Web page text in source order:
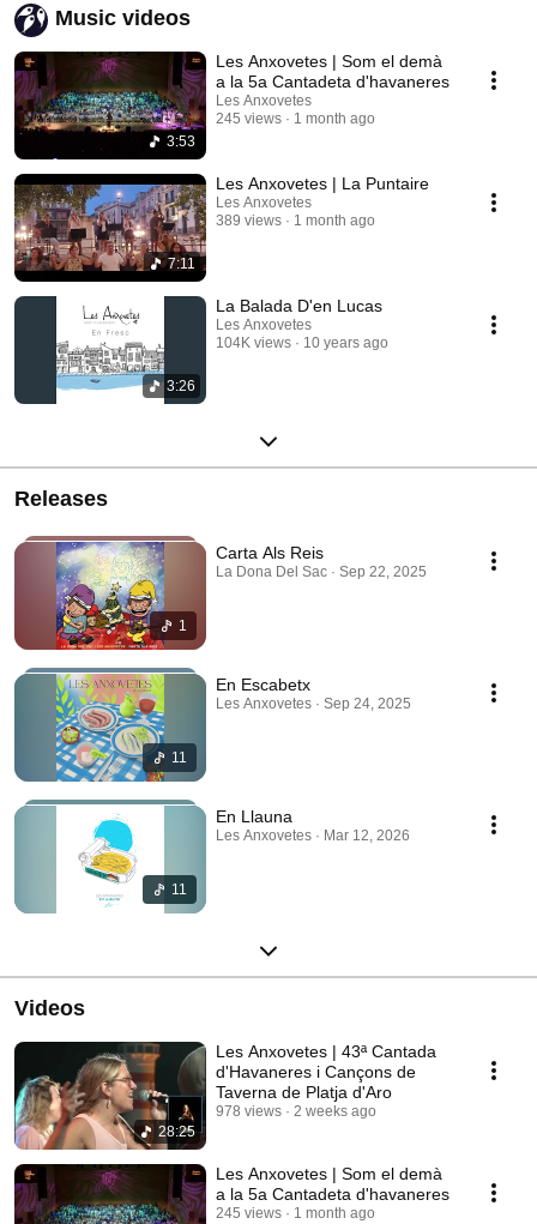
Music videos
3:53
Les Anxovetes | Som el demà
a la 5a Cantadeta d'havaneres
Les Anxovetes
245 views
1 month ago
7:11
Les Anxovetes | La Puntaire
Les Anxovetes
389 views
1 month ago
3:26
La Balada D'en Lucas
Les Anxovetes
104K views
10 years ago
Releases
1
Carta Als Reis
La Dona Del Sac · Sep 22, 2025
11
En Escabetx
Les Anxovetes · Sep 24, 2025
11
En Llauna
Les Anxovetes · Mar 12, 2026
Videos
28:25
Les Anxovetes | 43ª Cantada
d'Havaneres i Cançons de
Taverna de Platja d'Aro
978 views 2 weeks ago
Les Anxovetes | Som el demà
a la 5a Cantadeta d'havaneres
245 views 1 month ago